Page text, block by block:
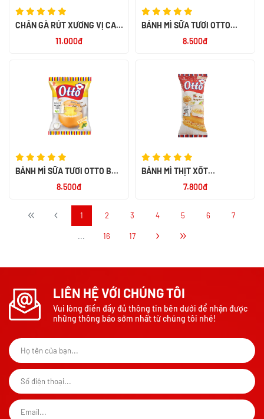
CHÂN GÀ RÚT XƯƠNG VỊ CAY
11.000đ
BÁNH MÌ SỮA TƯƠI OTTO
8.500đ
BÁNH MÌ SỮA TƯƠI OTTO BƠ
8.500đ
BÁNH MÌ THỊT XỐT
7.800đ
1 2 3 4 5 6 7
... 16 17
LIÊN HỆ VỚI CHÚNG TÔI
Vui lòng điền đầy đủ thông tin bên dưới để nhận được
những thông báo sớm nhất từ chúng tôi nhé!